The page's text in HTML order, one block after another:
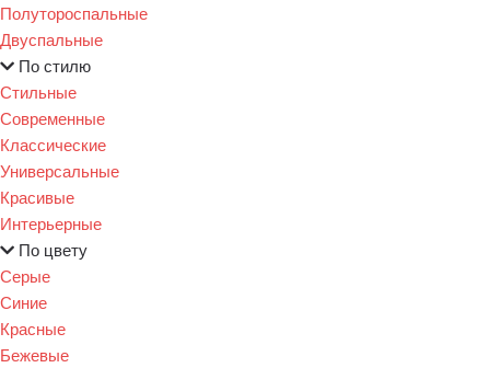
Полутороспальные
Двуспальные
По стилю
Стильные
Современные
Классические
Универсальные
Красивые
Интерьерные
По цвету
Серые
Синие
Красные
Бежевые